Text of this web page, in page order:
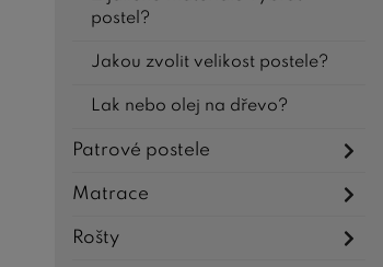
postel?
Jakou zvolit velikost postele?
Lak nebo olej na dřevo?
Patrové postele
Matrace
Rošty